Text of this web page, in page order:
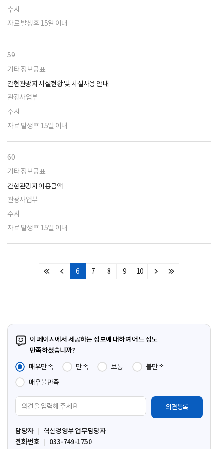
수시
자료 발생후 15일 이내
59
기타 정보공표
간현관광지 시설현황 및 시설사용 안내
관광사업부
수시
자료 발생후 15일 이내
60
기타 정보공표
간현관광지 이용금액
관광사업부
수시
자료 발생후 15일 이내
처
이
6 7 8 9 10
다
마
이 페이지에서 제공하는 정보에 대하여 어느 정도
만족하셨습니까?
매우만족
만족 보통
불만족
매우불만족
견
입
력
담당자
혁신경영부 업무담당자
전화번호
033-749-1750